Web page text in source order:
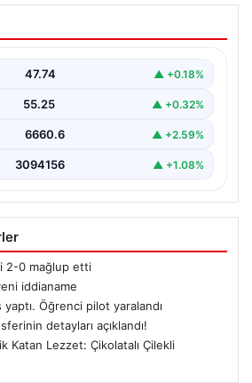
yeni iddianame
47.74 ▲ +0.18%
55.25 ▲ +0.32%
6660.6 ▲ +2.59%
3094156 ▲ +1.08%
2-0 mağlup etti
iddianame
Öğrenci pilot yaralandı
detayları açıklandı!
Katan Lezzet: Çikolatalı Çilekli